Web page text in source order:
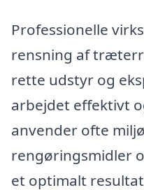
Professionelle
rensning af
rette udstyr og
arbejdet effektivt
anvender ofte
rengøringsmidler
et optimalt